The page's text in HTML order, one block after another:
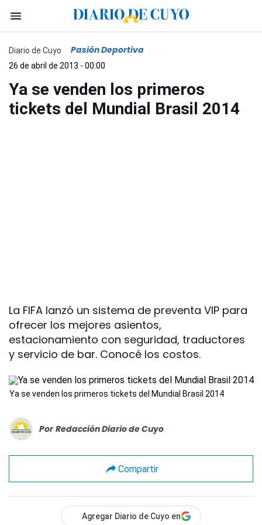
Diario de Cuyo Pasión Deportiva
26 de abril de 2013 - 00:00
Ya se venden los primeros
tickets del Mundial Brasil 2014
La FIFA lanzó un sistema de preventa VIP para
ofrecer los mejores asientos,
estacionamiento con seguridad, traductores
y servicio de bar. Conocé los costos.
Ya se venden los primeros tickets del Mundial Brasil 2014
Por Redacción Diario de Cuyo
Compartir
Agregar Diario de Cuyo en